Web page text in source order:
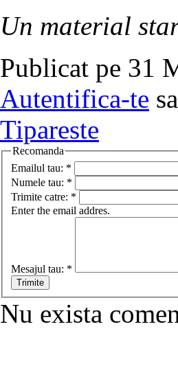
Un material
Publicat pe 31
Autentifica-te
Tipareste
Recomanda
Emailul tau: *
Numele tau: *
Trimite catre: *
Enter the email addres.
Mesajul tau: *
Nu exista